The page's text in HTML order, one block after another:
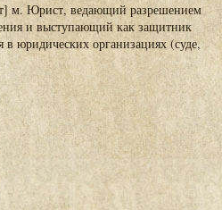
м. Юрист, ведающий разрешением
и выступающий как защитник
в юридических организациях (суде,